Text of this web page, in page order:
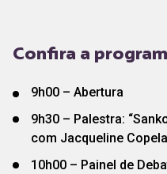
Confira a
9h00 – Abertura
9h30 – Palestra:
com Jacqueline
10h00 – Painel de